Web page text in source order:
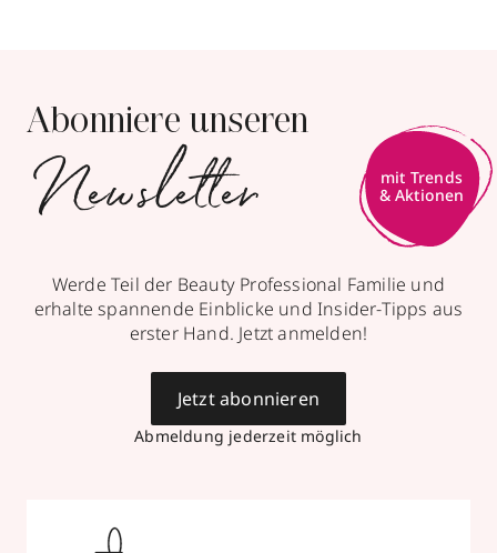
Abonniere unseren
Newsletter
mit Trends
& Aktionen
Werde Teil der Beauty Professional Familie und
erhalte spannende Einblicke und Insider-Tipps aus
erster Hand. Jetzt anmelden!
Abmeldung jederzeit möglich
Jetzt abonnieren